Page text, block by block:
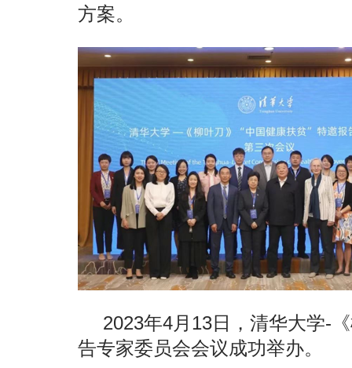
方案。
2023年4月13日，清华大学-
告专家委员会会议成功举办。